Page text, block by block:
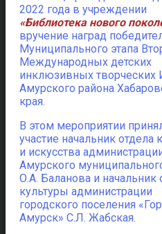
2022 года в учреждении
«Библиотека нового
вручение наград
Муниципального этапа
Международных детских
инклюзивных творческих
Амурского района
края.
В этом мероприятии
участие начальник отдела
и искусства
Амурского
О.А. Баланова и начальник
культуры администрации
городского поселения
Амурск» С.Л. Жабская.